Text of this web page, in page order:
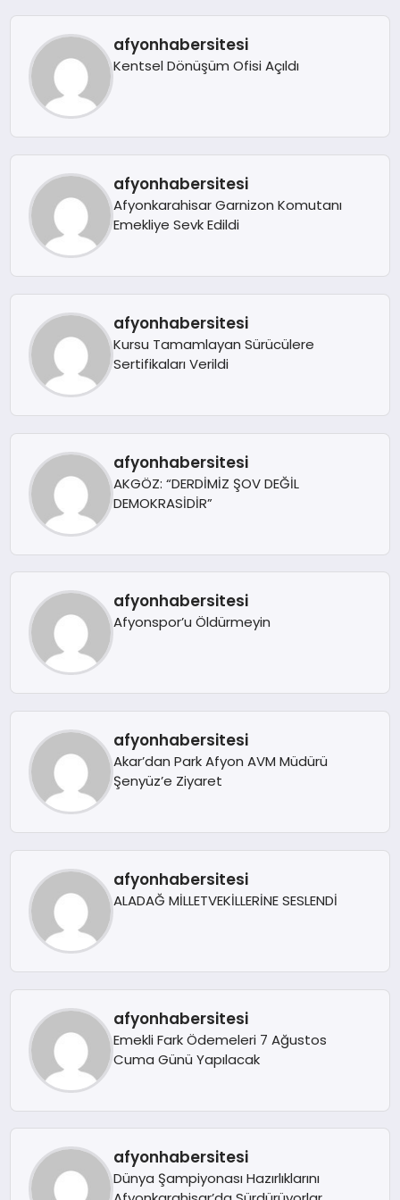
EKONOMI
HABERLER
MAGAZIN
SPOR
TEKNOLOJI
afyonhabersitesi
Kentsel Dönüşüm Ofisi Açıldı
afyonhabersitesi
Afyonkarahisar Garnizon Komutanı
Emekliye Sevk Edildi
afyonhabersitesi
Kursu Tamamlayan Sürücülere
Sertifikaları Verildi
afyonhabersitesi
AKGÖZ: “DERDİMİZ ŞOV DEĞİL
DEMOKRASİDİR”
afyonhabersitesi
Afyonspor’u Öldürmeyin
afyonhabersitesi
Akar’dan Park Afyon AVM Müdürü
Şenyüz’e Ziyaret
afyonhabersitesi
ALADAĞ MİLLETVEKİLLERİNE SESLENDİ
afyonhabersitesi
Emekli Fark Ödemeleri 7 Ağustos
Cuma Günü Yapılacak
afyonhabersitesi
Dünya Şampiyonası Hazırlıklarını